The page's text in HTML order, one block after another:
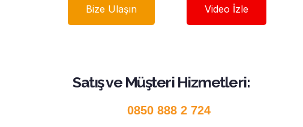
Bize Ulaşın Video İzle
Satış ve Müşteri Hizmetleri:
0850 888 2 724